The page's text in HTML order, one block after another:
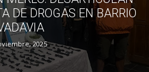
DE DROGAS EN BARRIO
2025